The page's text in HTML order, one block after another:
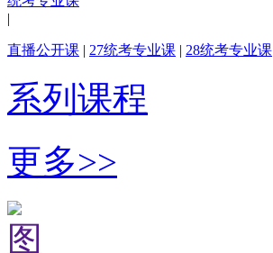
|
直播公开课 | 27统考专业课 | 28统考专业课
系列课程
更多>>